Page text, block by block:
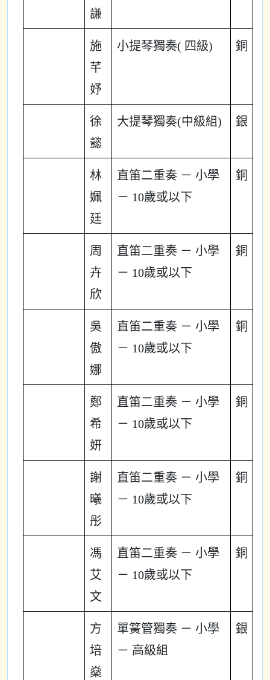
謙
施
芊
妤
小提琴獨奏( 四級) 銅
徐
懿
大提琴獨奏(中級組) 銀
林
姵
廷
直笛二重奏 － 小學
－ 10歲或以下
銅
周
卉
欣
直笛二重奏 － 小學
－ 10歲或以下
銅
吳
傲
娜
直笛二重奏 － 小學
－ 10歲或以下
銅
鄭
希
妍
直笛二重奏 － 小學
－ 10歲或以下
銅
謝
曦
彤
直笛二重奏 － 小學
－ 10歲或以下
銅
馮
艾
文
直笛二重奏 － 小學
－ 10歲或以下
銅
方
培
燊
單簧管獨奏 － 小學
－ 高級組
銀